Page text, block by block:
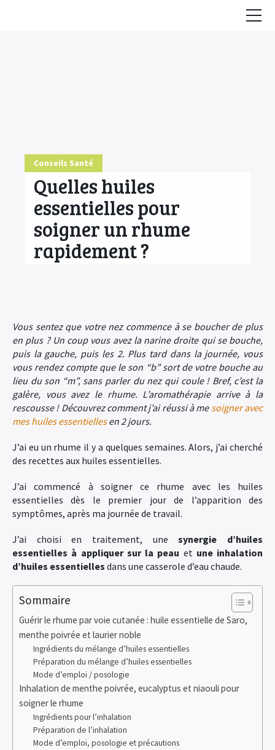
Conseils Santé
Quelles huiles
essentielles pour
soigner un rhume
rapidement ?
Vous sentez que votre nez commence à se boucher de plus
en plus ? Un coup vous avez la narine droite qui se bouche,
puis la gauche, puis les 2. Plus tard dans la journée, vous
vous rendez compte que le son “b” sort de votre bouche au
lieu du son “m”, sans parler du nez qui coule ! Bref, c’est la
galère, vous avez le rhume. L’aromathérapie arrive à la
rescousse ! Découvrez comment j’ai réussi à me soigner avec
mes huiles essentiellesen 2 jours.
J’ai eu un rhume il y a quelques semaines. Alors, j’ai cherché
des recettes aux huiles essentielles.
J’ai commencé à soigner ce rhume avec les huiles
essentielles dès le premier jour de l’apparition des
symptômes, après ma journée de travail.
J’ai choisi en traitement, unesynergie d’huiles
essentielles à appliquer sur la peau et une inhalation
d’huiles essentielles dans une casserole d’eau chaude.
Sommaire
Guérir le rhume par voie cutanée : huile essentielle de Saro,
menthe poivrée et laurier noble
Ingrédients du mélange d’huiles essentielles
Préparation du mélange d’huiles essentielles
Mode d’emploi / posologie
Inhalation de menthe poivrée, eucalyptus et niaouli pour
soigner le rhume
Ingrédients pour l’inhalation
Préparation de l’inhalation
Mode d’emploi, posologie et précautions
COMMENCER ICI